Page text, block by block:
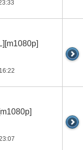
16:22